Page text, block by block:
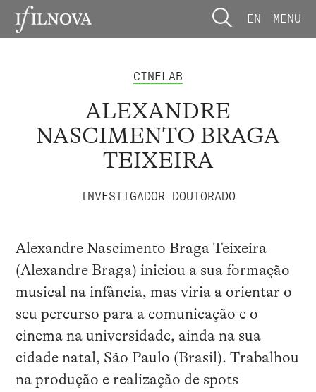
EN MENU
CINELAB
ALEXANDRE
NASCIMENTO BRAGA
TEIXEIRA
INVESTIGADOR DOUTORADO
Alexandre Nascimento Braga Teixeira
(Alexandre Braga) iniciou a sua formação
musical na infância, mas viria a orientar o
seu percurso para a comunicação e o
cinema na universidade, ainda na sua
cidade natal, São Paulo (Brasil). Trabalhou
na produção e realização de spots